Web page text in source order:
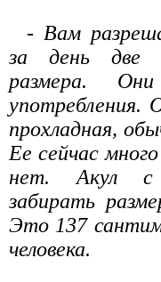
- Вам
за день две
размера.
употребления.
прохладная,
Ее сейчас
нет. Акул с
забирать
Это 137
человека.